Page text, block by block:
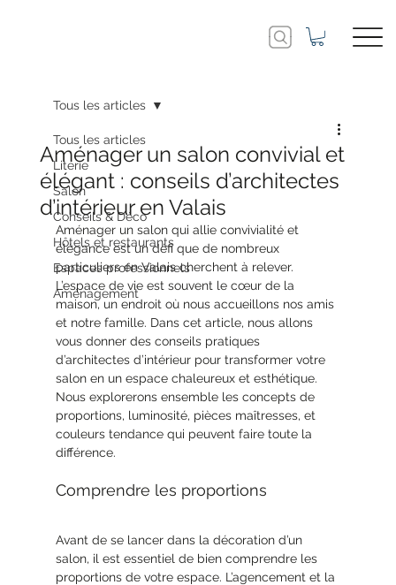
Tous les articles
Literie
Salon
Conseils & Déco
Hôtels et restaurants
Espaces professionnels
Aménagement
Tous les articles
Aménager un salon convivial et
élégant : conseils d’architectes
d’intérieur en Valais
Aménager un salon qui allie convivialité et
élégance est un défi que de nombreux
particuliers en Valais cherchent à relever.
L’espace de vie est souvent le cœur de la
maison, un endroit où nous accueillons nos amis
et notre famille. Dans cet article, nous allons
vous donner des conseils pratiques
d’architectes d’intérieur pour transformer votre
salon en un espace chaleureux et esthétique.
Nous explorerons ensemble les concepts de
proportions, luminosité, pièces maîtresses, et
couleurs tendance qui peuvent faire toute la
différence.
Comprendre les proportions
Avant de se lancer dans la décoration d’un
salon, il est essentiel de bien comprendre les
proportions de votre espace. L’agencement et la